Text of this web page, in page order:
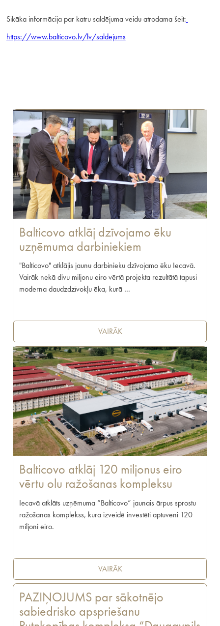
Sīkāka informācija par katru saldējuma veidu atrodama šeit:
https://www.balticovo.lv/lv/saldejums
Balticovo atklāj dzīvojamo ēku
uzņēmuma darbiniekiem
"Balticovo" atklājis jaunu darbinieku dzīvojamo ēku Iecavā.
Vairāk nekā divu miljonu eiro vērtā projekta rezultātā tapusi
moderna daudzdzīvokļu ēka, kurā …
VAIRĀK
Balticovo atklāj 120 miljonus eiro
vērtu olu ražošanas kompleksu
Iecavā atklāts uzņēmuma “Balticovo” jaunais ārpus sprostu
ražošanas komplekss, kura izveidē investēti aptuveni 120
miljoni eiro.
VAIRĀK
PAZIŅOJUMS par sākotnējo
sabiedrisko apspriešanu